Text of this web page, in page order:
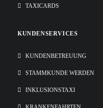
TAXICARDS
KUNDENSERVICES
KUNDENBETREUUNG
STAMMKUNDE WERDEN
INKLUSIONSTAXI